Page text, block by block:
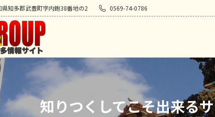
知多郡武豊町字内鉋38番地の2 0569-74-0786
知りつくしてこそ出来る